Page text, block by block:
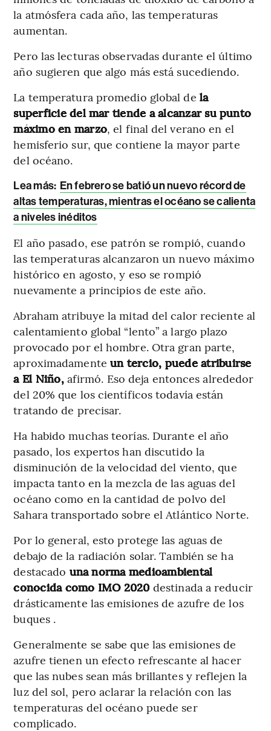
la atmósfera cada año, las temperaturas
aumentan.
Pero las lecturas observadas durante el último
año sugieren que algo más está sucediendo.
La temperatura promedio global de la
superficie del mar tiende a alcanzar su punto
máximo en marzo, el final del verano en el
hemisferio sur, que contiene la mayor parte
del océano.
Lea más: En febrero se batió un nuevo récord de
altas temperaturas, mientras el océano se calienta
a niveles inéditos
El año pasado, ese patrón se rompió, cuando
las temperaturas alcanzaron un nuevo máximo
histórico en agosto, y eso se rompió
nuevamente a principios de este año.
Abraham atribuye la mitad del calor reciente al
calentamiento global “lento” a largo plazo
provocado por el hombre. Otra gran parte,
aproximadamente un tercio, puede atribuirse
a El Niño,afirmó. Eso deja entonces alrededor
del 20% que los científicos todavía están
tratando de precisar.
Ha habido muchas teorías. Durante el año
pasado, los expertos han discutido la
disminución de la velocidad del viento, que
impacta tanto en la mezcla de las aguas del
océano como en la cantidad de polvo del
Sahara transportado sobre el Atlántico Norte.
Por lo general, esto protege las aguas de
debajo de la radiación solar. También se ha
destacado una norma medioambiental
conocida como IMO 2020 destinada a reducir
drásticamente las emisiones de azufre de los
buques .
Generalmente se sabe que las emisiones de
azufre tienen un efecto refrescante al hacer
que las nubes sean más brillantes y reflejen la
luz del sol, pero aclarar la relación con las
temperaturas del océano puede ser
complicado.